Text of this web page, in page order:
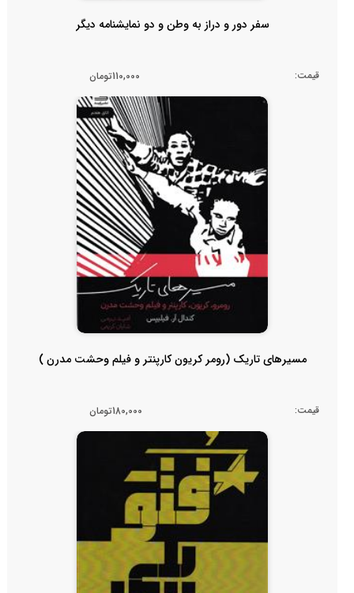
سفر دور و دراز به وطن و دو نمایشنامه دیگر
قیمت: 110,000تومان
مسیرهای تاریک (رومر کریون کارپنتر و فیلم وحشت مدرن )
قیمت: 180,000تومان